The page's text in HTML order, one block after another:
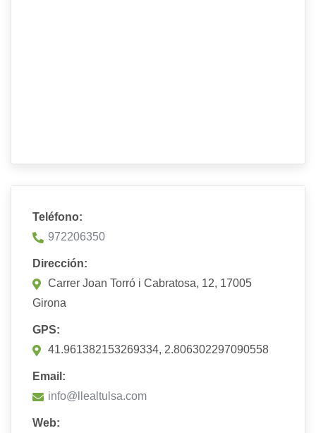
Teléfono:
972206350
Dirección:
Carrer Joan Torró i Cabratosa, 12, 17005
Girona
GPS:
41.961382153269334, 2.806302297090558
Email:
info@llealtulsa.com
Web: